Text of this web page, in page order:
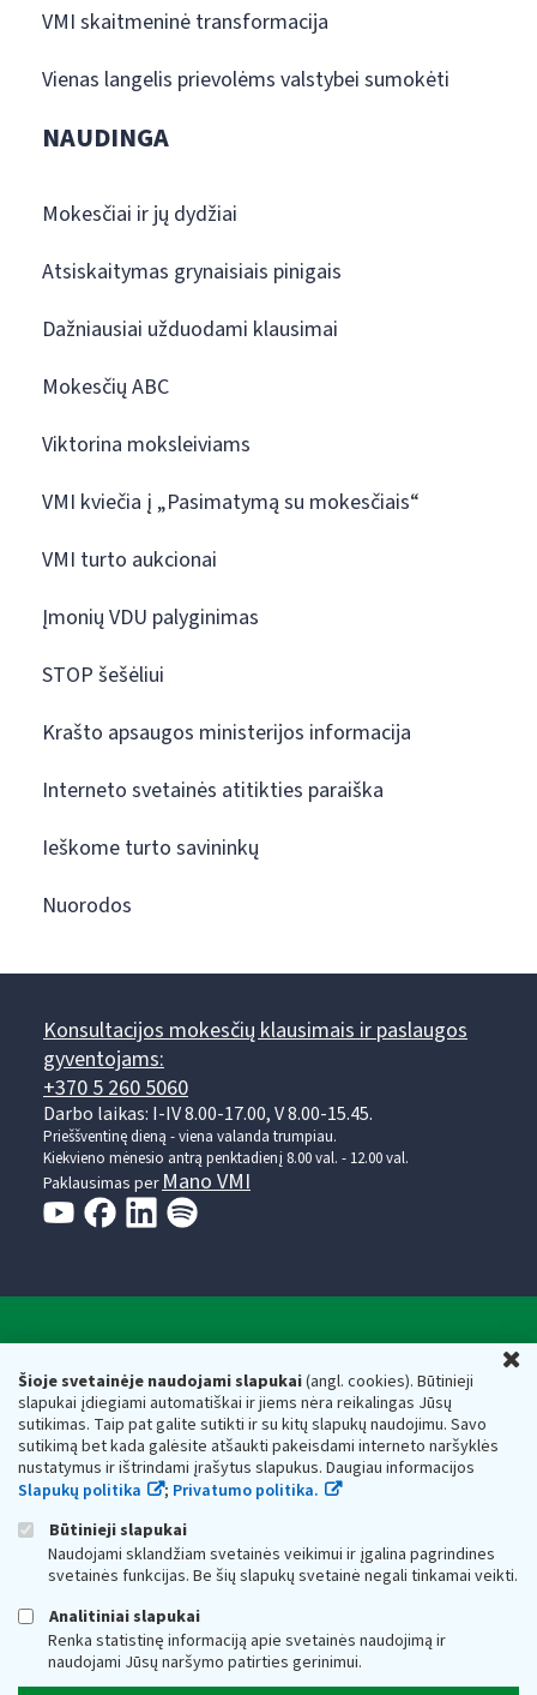
Šioje svetainėje naudojami slapukai(angl. cookies). Būtinieji
slapukai įdiegiami automatiškai ir jiems nėra reikalingas Jūsų
sutikimas. Taip pat galite sutikti ir su kitų slapukų naudojimu. Savo
sutikimą bet kada galėsite atšaukti pakeisdami interneto naršyklės
nustatymus ir ištrindami įrašytus slapukus. Daugiau informacijos
Slapukų politika
; Privatumo politika.
Būtinieji slapukai
Naudojami sklandžiam svetainės veikimui ir įgalina pagrindines
svetainės funkcijas. Be šių slapukų svetainė negali tinkamai veikti.
Analitiniai slapukai
Renka statistinę informaciją apie svetainės naudojimą ir
naudojami Jūsų naršymo patirties gerinimui.
VMI skaitmeninė transformacija
Vienas langelis prievolėms valstybei sumokėti
NAUDINGA
Mokesčiai ir jų dydžiai
Atsiskaitymas grynaisiais pinigais
Dažniausiai užduodami klausimai
Mokesčių ABC
Viktorina moksleiviams
VMI kviečia į „Pasimatymą su mokesčiais“
VMI turto aukcionai
Įmonių VDU palyginimas
STOP šešėliui
Krašto apsaugos ministerijos informacija
Interneto svetainės atitikties paraiška
Ieškome turto savininkų
Nuorodos
Konsultacijos mokesčių klausimais ir paslaugos
gyventojams:
+370 5 260 5060
Darbo laikas: I-IV 8.00-17.00, V 8.00-15.45.
Prieššventinę dieną - viena valanda trumpiau.
Kiekvieno mėnesio antrą penktadienį 8.00 val. - 12.00 val.
Paklausimas per Mano VMI
Respublikos finansų ministerijos
Biudžetinė įstaiga. Juridinio asmens kodas — 188659752,
adresas: Vasario 16-osios g. 14, 01107 Vilnius, Lietuva, el.paštas:
vmi@vmi.lt, E. pristatymo dėžutės adresas 188659752
Duomenys apie Valstybinę mokesčių inspekciją prie Lietuvos
Respublikos finansų ministerijos kaupiami ir saugomi Juridinių